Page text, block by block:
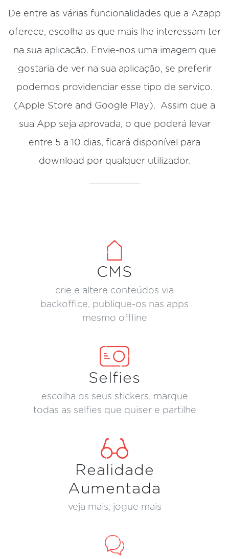
De entre as várias funcionalidades que a Azapp
oferece, escolha as que mais lhe interessam ter
na sua aplicação. Envie-nos uma imagem que
gostaria de ver na sua aplicação, se preferir
podemos providenciar esse tipo de serviço.
(Apple Store and Google Play). Assim que a
sua App seja aprovada, o que poderá levar
entre 5 a 10 dias, ficará disponível para
download por qualquer utilizador.
CMS
crie e altere conteúdos via
backoffice, publique-os nas apps
mesmo offline
Selfies
escolha os seus stickers, marque
todas as selfies que quiser e partilhe
Realidade
Aumentada
veja mais, jogue mais